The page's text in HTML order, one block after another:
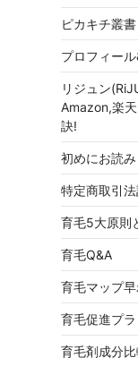
ピカキチ叢
プロフィー
リジュン
Amazon,楽
訣!
初めにお読
特定商取引
育毛5大原則
育毛Q&A
育毛マップ早
育毛促進プラ
育毛剤成分